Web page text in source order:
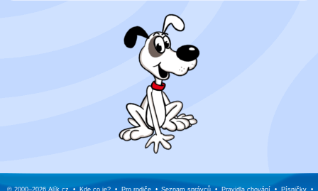
© 2000–2026Alík.cz • Kde co je? • Pro rodiče • Seznam správců • Pravidla chování • Písničky •